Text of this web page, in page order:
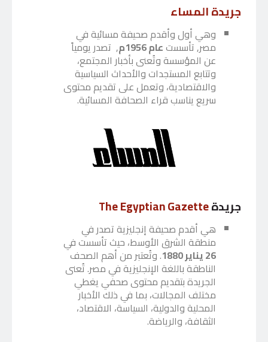
جريدة المساء
وهي أول وأقدم صحيفة مسائية في
مصر, تأسستعام 1956م , تصدر يومياً
عن المؤسسة وتُعنى بأخبار المجتمع،
وتتابع المستجدات والأحداث السياسية
والاقتصادية، وتعمل على تقديم محتوى
سريع يناسب قراء الصحافة المسائية.
جريدةThe Egyptian Gazette
هي أقدم صحيفة إنجليزية تصدر في
منطقة الشرق الأوسط، حيث تأسست في
26 يناير 1880 . وتُعتبر من أهم الصحف
الناطقة باللغة الإنجليزية في مصر. تُعنى
الجريدة بتقديم محتوى صحفي يغطي
مختلف المجالات، بما في ذلك الأخبار
المحلية والدولية، السياسة، الاقتصاد،
الثقافة، والرياضة.